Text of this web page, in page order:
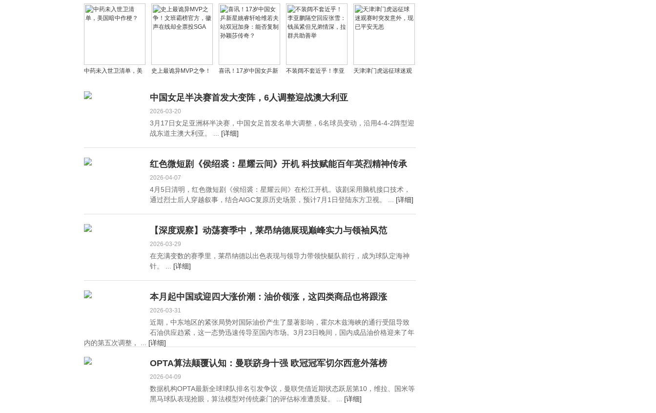
读音大揭秘，健康话题
不“翻车”
马刺 西部第八岌岌可危
仅领先勇士1场
107队名单挑战球迷记
忆力极限
秀，逆袭大戏上演，状
元竟非最耀眼之星
圆满收官，场均数据亮
眼展现潜力
中药未入世卫清单，美
史上最诡异MVP之争！
线却全票投SGA
喜讯！17岁中国女乒新
冠加身：能否复制孙颖
不装阔不套近乎！李亚
紧但兄弟情深，拉群共
天津津门虎远征球迷观
中国女足半决赛首发大变阵，6人调整迎战澳大利亚
2026-03-20
3月17日女足亚洲杯半决赛，中国女足首发名单大调整，6名球员变动，沿用4-4-2阵型迎
战东道主澳大利亚。 ... [详细]
红色微短剧《侯绍裘：星耀云间》开机 科技赋能百年英烈精神传承
2026-04-07
4月5日清明，红色微短剧《侯绍裘：星耀云间》在松江开机。该剧采用脑机接口技术，
通过烈士后人穿越叙事，结合AIGC复原历史场景，预计7月1日登陆东方卫视。 ... [详细]
【深度观察】动荡赛季中，莱昂纳德展现巅峰实力与领袖风范
2026-03-29
在充满变数的赛季里，莱昂纳德以出色表现与领导力带领快艇队前行，成为球队定海神
针。 ... [详细]
本月起中国或迎四大涨价潮：油价领涨，这四类商品也将跟涨
2026-03-31
近期，中东地区的紧张局势对国际油价产生了显著影响，霍尔木兹海峡的通行受阻导致
石油供应趋紧，这一态势迅速传导至国内市场。3月23日晚间，国内成品油价格迎来了年
内的第五次调整， ... [详细]
OPTA算法颠覆认知：曼联跻身十强 欧冠冠军切尔西意外落榜
2026-04-09
数据机构OPTA最新全球球队排名引发争议，曼联凭借近期状态跃居第10，维拉、国米等
黑马球队表现抢眼，算法模型对传统豪门的评估标准遭质疑。 ... [详细]